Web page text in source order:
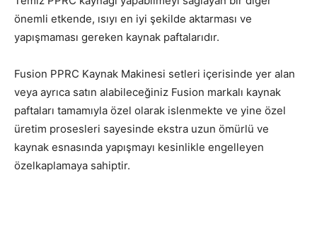
önemli etkende, ısıyı en iyi şekilde aktarması ve
yapışmaması gereken kaynak paftalarıdır.
Fusion PPRC Kaynak Makinesi setleri içerisinde yer alan
veya ayrıca satın alabileceğiniz Fusion markalı kaynak
paftaları tamamıyla özel olarak islenmekte ve yine özel
üretim prosesleri sayesinde ekstra uzun ömürlü ve
kaynak esnasında yapışmayı kesinlikle engelleyen
özelkaplamaya sahiptir.